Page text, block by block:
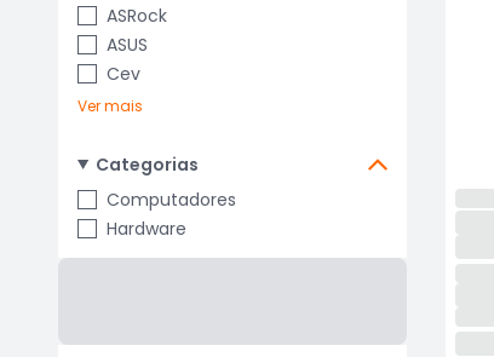
ASRock
ASUS
Cev
Ver mais
Categorias
Computadores
Hardware